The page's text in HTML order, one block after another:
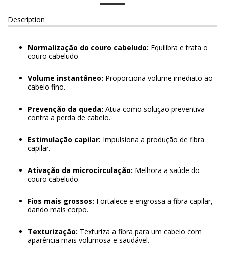
Description
Normalização do couro cabeludo: Equilibra e trata o
couro cabeludo.
Volume instantâneo: Proporciona volume imediato ao
cabelo fino.
Prevenção da queda: Atua como solução preventiva
contra a perda de cabelo.
Estimulação capilar: Impulsiona a produção de fibra
capilar.
Ativação da microcirculação: Melhora a saúde do
couro cabeludo.
Fios mais grossos: Fortalece e engrossa a fibra capilar,
dando mais corpo.
Texturização: Texturiza a fibra para um cabelo com
aparência mais volumosa e saudável.